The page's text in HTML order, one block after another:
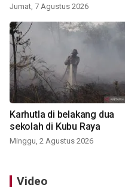
Jumat, 7 Agustus 2026
Karhutla di belakang dua
sekolah di Kubu Raya
Minggu, 2 Agustus 2026
Video